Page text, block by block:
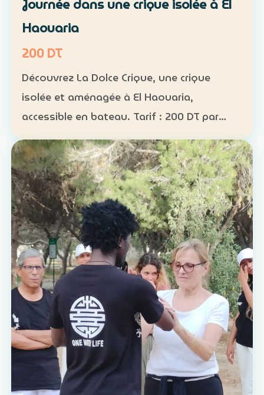
Journée dans une crique isolée à El
Haouaria
200 DT
Découvrez La Dolce Crique, une crique
isolée et aménagée à El Haouaria,
accessible en bateau. Tarif : 200 DT par
personne Fréquentation limitée : 50
personnes maximum dans la crique
Activités : kayak, paddle et snorkel…